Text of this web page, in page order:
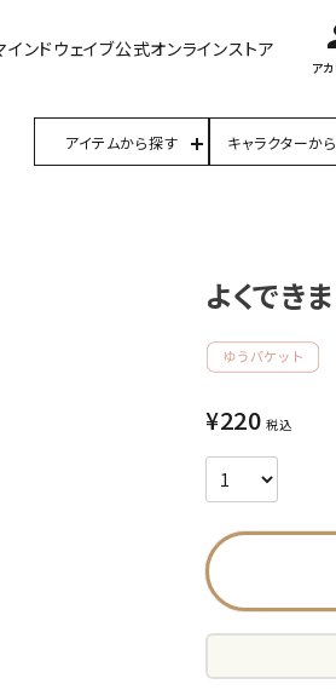
ンドウェイブ公式オンラインストア
ア
アイテムから探す キャラクターか
よくでき
¥220 税込